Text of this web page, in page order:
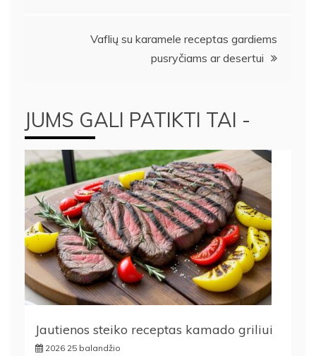
Vaflių su karamele receptas gardiems
pusryčiams ar desertui
JUMS GALI PATIKTI TAI -
Jautienos steiko receptas kamado griliui
2026 25 balandžio